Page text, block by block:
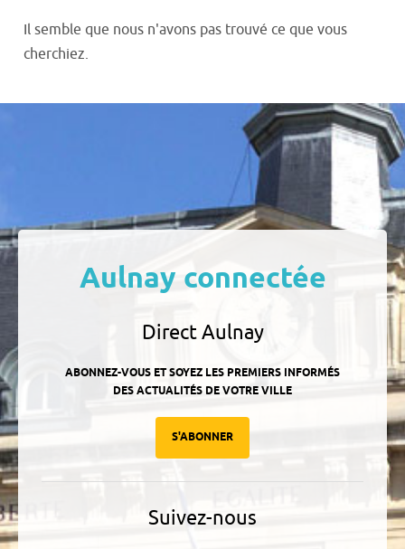
Il semble que nous n'avons pas trouvé ce que vous
cherchiez.
Aulnay connectée
Direct Aulnay
ABONNEZ-VOUS ET SOYEZ LES PREMIERS INFORMÉS
DES ACTUALITÉS DE VOTRE VILLE
S'ABONNER
Suivez-nous